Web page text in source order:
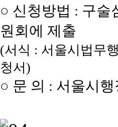
○ 신청방법 : 구술
원회에 제출
(서식 : 서울시법무
청서)
○ 문 의 : 서울시